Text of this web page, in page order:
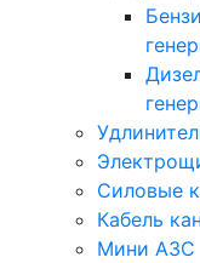
Силовые
Кабель
Мини АЗС